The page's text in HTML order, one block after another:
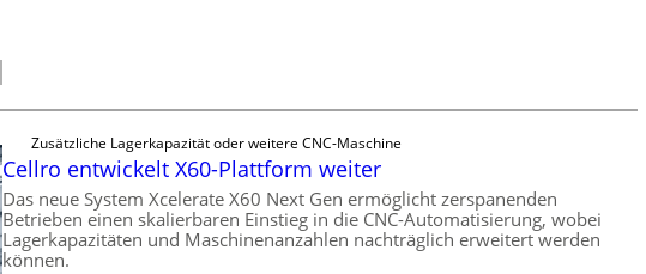
i
s
c
e
r
Zusätzliche Lagerkapazität oder weitere CNC-Maschine
Cellro entwickelt X60-Plattform weiter
Das neue System Xcelerate X60 Next Gen ermöglicht zerspanenden
Betrieben einen skalierbaren Einstieg in die CNC-Automatisierung, wobei
Lagerkapazitäten und Maschinenanzahlen nachträglich erweitert werden
können.